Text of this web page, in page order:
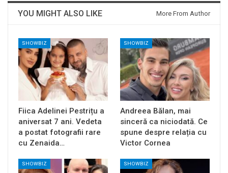
YOU MIGHT ALSO LIKE More From Author
SHOWBIZ
Fiica Adelinei Pestrițu a
aniversat 7 ani. Vedeta
a postat fotografii rare
cu Zenaida…
SHOWBIZ
Andreea Bălan, mai
sinceră ca niciodată. Ce
spune despre relația cu
Victor Cornea
SHOWBIZ SHOWBIZ